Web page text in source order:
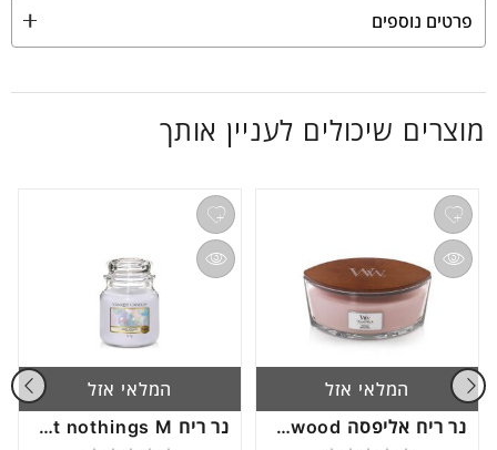
פרטים נוספים
מוצרים שיכולים לעניין אותך
המלאי אזל
נר ריח אליפסה Rosewood
המלאי אזל
נר ריח Sweet nothings M